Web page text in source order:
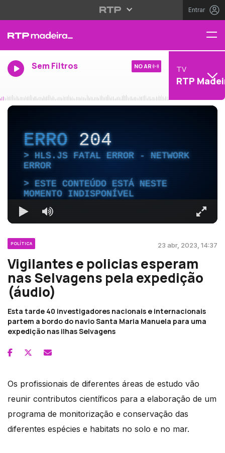
Entrar
Sem Filtros NO AR TV
RTP
ERRO204
HLS.JS FATAL ERROR - NETWORK
ERROR
ESTE CONTEÚDO ESTÁ NESTE
MOMENTO INDISPONÍVEL
POLÍTICA 23 abr, 2023, 14:37
Vigilantes e policias esperam
nas Selvagens pela expedição
(áudio)
Esta tarde 40 investigadores nacionais e internacionais
partem a bordo do navio Santa Maria Manuela para uma
expedição nas ilhas Selvagens
Os profissionais de diferentes áreas de estudo vão
reunir contributos científicos para a elaboração de um
programa de monitorização e conservação das
diferentes espécies e habitats no solo e no mar.